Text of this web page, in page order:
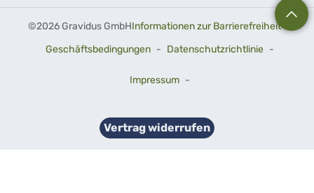
©2026 Gravidus GmbHInformationen zur Barrierefreiheit-
Geschäftsbedingungen - Datenschutzrichtlinie -
Impressum -
Vertrag widerrufen